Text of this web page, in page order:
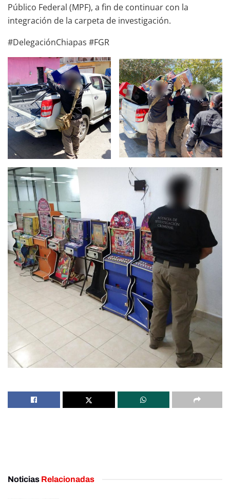
Público Federal (MPF), a fin de continuar con la
integración de la carpeta de investigación.
#DelegaciónChiapas #FGR
Noticias Relacionadas